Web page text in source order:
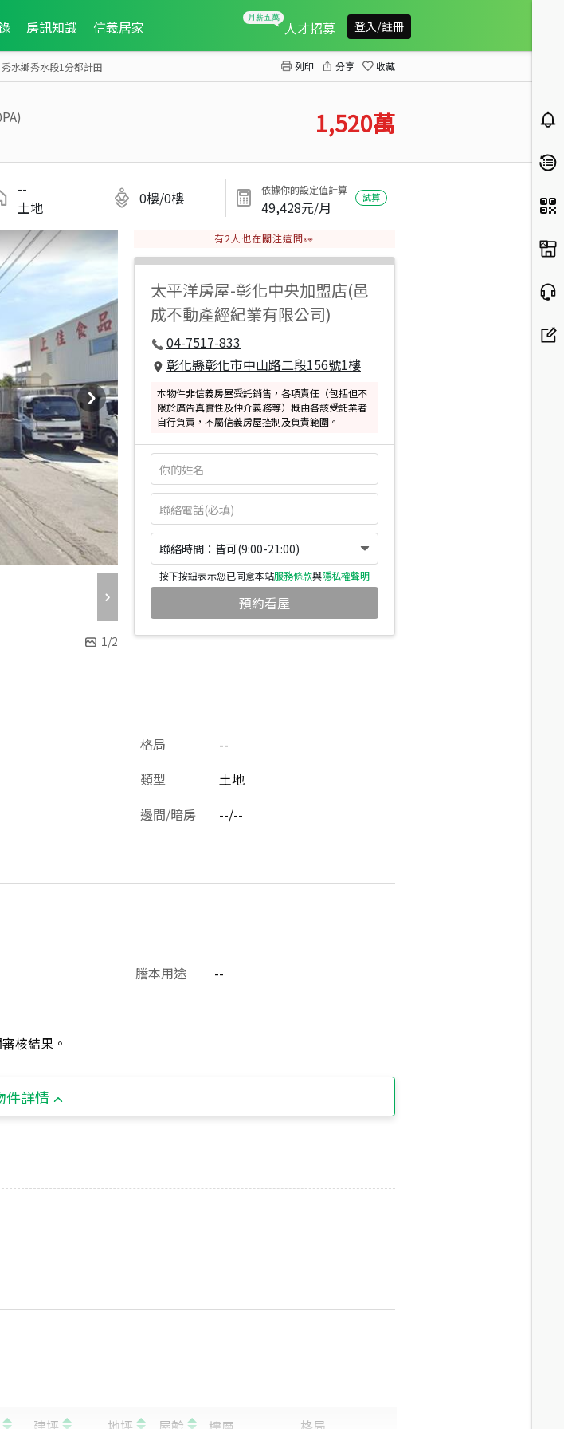
房訊知識 信義居家 人才招募 登入/註冊
秀水鄉秀水段1分都計田 列印 分享 收藏
1,520萬
--
土地
0樓/0樓 依據你的設定值計算
49,428元/月
試算
1/2
有2 人也在關注這間👀
太平洋房屋-彰化中央加盟店(邑
成不動產經紀業有限公司)
04-7517-833
彰化縣彰化市中山路二段156號1樓
本物件非信義房屋受託銷售，各項責任（包括但不
限於廣告真實性及仲介義務等）概由各該受託業者
自行負責，不屬信義房屋控制及負責範圍。
聯絡時間：皆可(9:00-21:00)
按下按鈕表示您已同意本站服務條款與隱私權聲明
預約看屋
格局
--
類型
土地
邊間/暗房
--/--
謄本用途
--
核結果。
件詳情